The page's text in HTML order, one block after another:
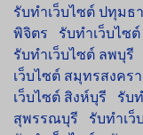
รับทำเว็บไซต์ ปทุมธ
พิจิตร
รับทำเว็บไซ
รับทำเว็บไซต์ ลพบุรี
เว็บไซต์ สมุทรสงคร
เว็บไซต์ สิงห์บุรี
รับ
สุพรรณบุรี
รับทำเว็